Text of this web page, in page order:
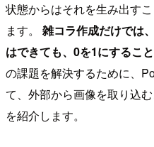
状態からはそれを生み出す
ます。 雑コラ作成だけでは
はできても、0を1にするこ
の課題を解決するために、
て、外部から画像を取り込
を紹介します。